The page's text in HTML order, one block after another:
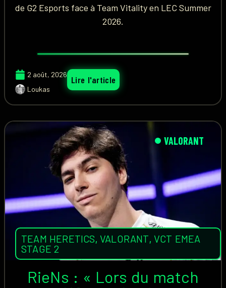
de G2 Esports face à Team Vitality en LEC Summer
2026.
2 août, 2026
Loukas
Lire l'article
VALORANT
TEAM HERETICS,VALORANT,VCT EMEA
STAGE 2
RieNs : « Lors du match